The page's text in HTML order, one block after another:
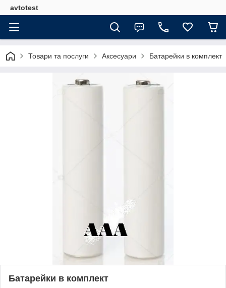
avtotest
Товари та послуги Аксесуари Батарейки в комплект
Батарейки в комплект